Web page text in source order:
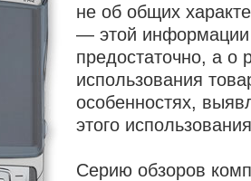
не об общих
— этой информации
предостаточно, а о
использования
особенностях,
этого
Серию обзоров